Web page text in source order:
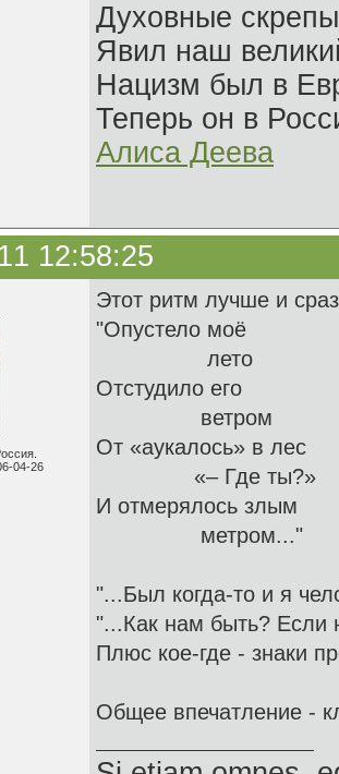
Духовные
Явил наш
Нацизм был в
Теперь он в
Алиса Деева
12:58:25
04-26
Этот ритм лучше и
"Опустело моё
лето
Отстудило его
ветром
От «аукалось» в лес
«– Где ты?»
И отмерялось злым
метром..."
"...Был когда-то и я
"...Как нам быть? Если
Плюс кое-где - знаки
Общее впечатление -